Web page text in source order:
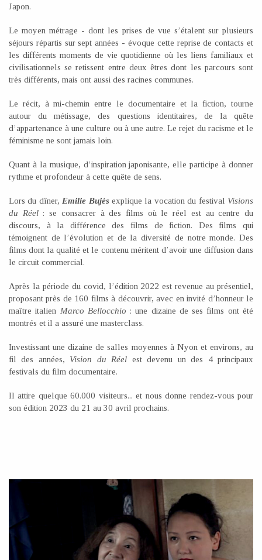
Japon.
Le moyen métrage - dont les prises de vue s’étalent sur plusieurs
séjours répartis sur sept années - évoque cette reprise de contacts et
les différents moments de vie quotidienne où les liens familiaux et
civilisationnels se retissent entre deux êtres dont les parcours sont
très différents, mais ont aussi des racines communes.
Le récit, à mi-chemin entre le documentaire et la fiction, tourne
autour du métissage, des questions identitaires, de la quête
d’appartenance à une culture ou à une autre. Le rejet du racisme et le
féminisme ne sont jamais loin.
Quant à la musique, d’inspiration japonisante, elle participe à donner
rythme et profondeur à cette quête de sens.
Lors du dîner, Emilie Bujèsexplique la vocation du festival Visions
du Réel: se consacrer à des films où le réel est au centre du
discours, à la différence des films de fiction. Des films qui
témoignent de l’évolution et de la diversité de notre monde. Des
films dont la qualité et le contenu méritent d’avoir une diffusion dans
le circuit commercial.
Après la période du covid, l’édition 2022 est revenue au présentiel,
proposant près de 160 films à découvrir, avec en invité d’honneur le
maître italien Marco Bellocchio : une dizaine de ses films ont été
montrés et il a assuré une masterclass.
Investissant une dizaine de salles moyennes à Nyon et environs, au
fil des années, Vision du Réel est devenu un des 4 principaux
festivals du film documentaire.
Il attire quelque 60.000 visiteurs... et nous donne rendez-vous pour
son édition 2023 du 21 au 30 avril prochains.